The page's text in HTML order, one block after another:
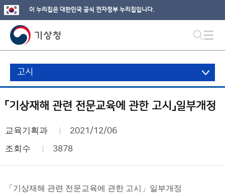
이 누리집은 대한민국 공식 전자정부 누리집입니다.
고시
「기상재해 관련 전문교육에 관한 고시」일부개정
교육기획과 2021/12/06
조회수 3878
「기상재해 관련 전문교육에 관한 고시」일부개정